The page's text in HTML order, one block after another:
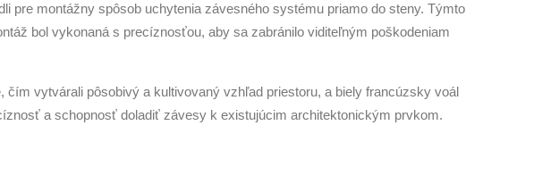
pre montážny spôsob uchytenia závesného systému priamo do steny. Týmto
bol vykonaná s precíznosťou, aby sa zabránilo viditeľným poškodeniam
vytvárali pôsobivý a kultivovaný vzhľad priestoru, a biely francúzsky voál
a schopnosť doladiť závesy k existujúcim architektonickým prvkom.